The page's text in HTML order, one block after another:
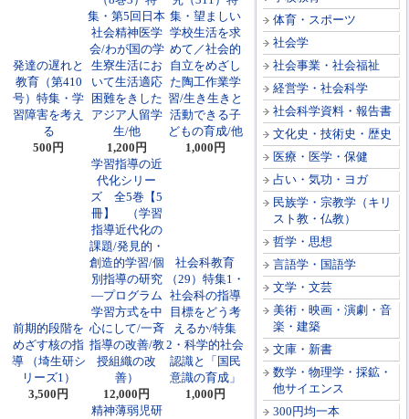
体育・スポーツ
社会学
社会事業・社会福祉
経営学・社会科学
社会科学資料・報告書
文化史・技術史・歴史
医療・医学・保健
占い・気功・ヨガ
民族学・宗教学（キリ
スト教・仏教）
哲学・思想
言語学・国語学
文学・文芸
美術・映画・演劇・音
楽・建築
文庫・新書
数学・物理学・採鉱・
他サイエンス
300円均一本
発達の遅れと
教育（第410
号）特集・学
習障害を考え
る
500円
集・第5回日本
社会精神医学
会/わが国の学
生寮生活にお
いて生活適応
困難をきした
アジア人留学
生/他
1,200円
集・望ましい
学校生活を求
めて／社会的
自立をめざし
た陶工作業学
習/生き生きと
活動できる子
どもの育成/他
1,000円
前期的段階を
めざす核の指
導 （埼生研シ
リーズ1）
3,500円
学習指導の近
代化シリー
ズ 全5巻【5
冊】 （学習
指導近代化の
課題/発見的・
創造的学習/個
別指導の研究
―プログラム
学習方式を中
心にして/一斉
指導の改善/教
授組織の改
善）
12,000円
社会科教育
（29）特集1・
社会科の指導
目標をどう考
えるか/特集
2・科学的社会
認識と「国民
意識の育成」
1,000円
精神薄弱児研